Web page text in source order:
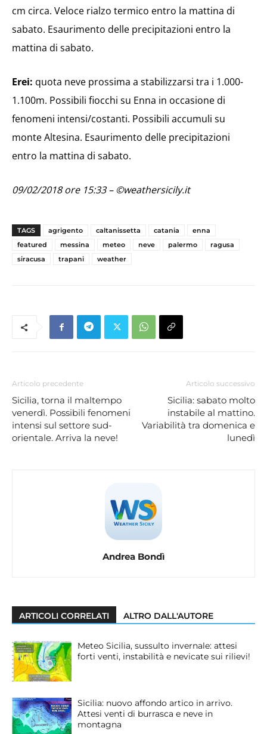
cm circa. Veloce rialzo termico entro la mattina di
sabato. Esaurimento delle precipitazioni entro la
mattina di sabato.
Erei: quota neve prossima a stabilizzarsi tra i 1.000-
1.100m. Possibili fiocchi su Enna in occasione di
fenomeni intensi/costanti. Possibili accumuli su
monte Altesina. Esaurimento delle precipitazioni
entro la mattina di sabato.
09/02/2018 ore 15:33 – ©weathersicily.it
TAGS agrigento caltanissetta catania
enna
featured
messina meteo neve palermo
ragusa
siracusa
trapani weather
Articolo precedente
Sicilia, torna il maltempo
venerdì. Possibili fenomeni
intensi sul settore sud-
orientale. Arriva la neve!
Articolo successivo
Sicilia: sabato molto
instabile al mattino.
Variabilità tra domenica e
lunedì
Andrea Bondì
ARTICOLI CORRELATI ALTRO DALL'AUTORE
Meteo Sicilia, sussulto invernale: attesi
forti venti, instabilità e nevicate sui rilievi!
Sicilia: nuovo affondo artico in arrivo.
Attesi venti di burrasca e neve in
montagna